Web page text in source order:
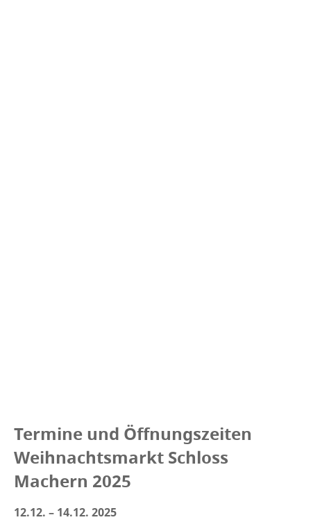
Termine und Öffnungszeiten
Weihnachtsmarkt Schloss
Machern 2025
12.12. – 14.12. 2025